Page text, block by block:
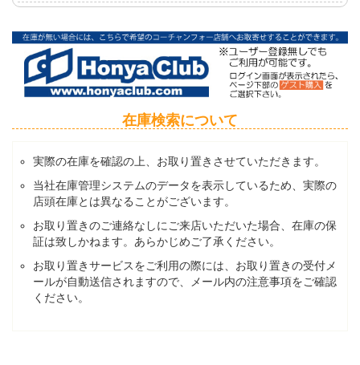
在庫検索について
実際の在庫を確認の上、お取り置きさせていただきます。
当社在庫管理システムのデータを表示しているため、実際の
店頭在庫とは異なることがございます。
お取り置きのご連絡なしにご来店いただいた場合、在庫の保
証は致しかねます。あらかじめご了承ください。
お取り置きサービスをご利用の際には、お取り置きの受付メ
ールが自動送信されますので、メール内の注意事項をご確認
ください。